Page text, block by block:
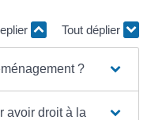
Tout déplier
?
avoir droit à la